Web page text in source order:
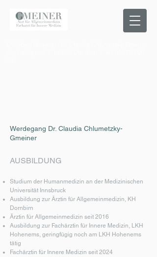
Werdegang Dr. Claudia Chlumetzky-
Gmeiner
AUSBILDUNG
Studium der Humanmedizin an der Medizinischen
Universität Innsbruck
Ausbildung zur Ärztin für Allgemeinmedizin, KH
Dornbirn
Ärztin für Allgemeinmedizin seit 2016
Ausbildung zur Fachärztin für Innere Medizin, LKH
Hohenems, geringfügig noch am LKH Hohenems
tätig
Fachärztin für Innere Medizin seit 2024